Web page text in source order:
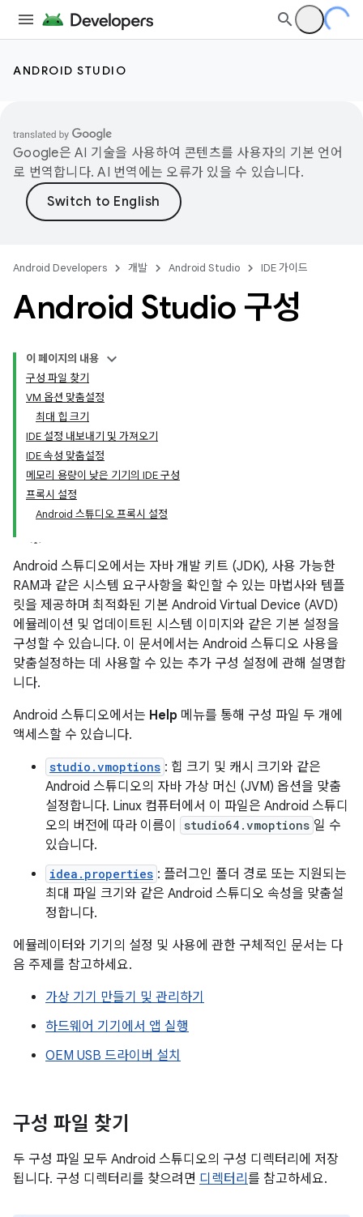
ANDROID STUDIO
Google은 AI 기술을 사용하여 콘텐츠를 사용자의 기본 언어
로 번역합니다. AI 번역에는 오류가 있을 수 있습니다.
Android Developers 개발 Android Studio IDE 가이드
Android Studio 구성
이 페이지의 내용
구성 파일 찾기
VM 옵션 맞춤설정
최대 힙 크기
IDE 설정 내보내기 및 가져오기
IDE 속성 맞춤설정
메모리 용량이 낮은 기기의 IDE 구성
프록시 설정
Android 스튜디오 프록시 설정
Android 스튜디오에서는 자바 개발 키트 (JDK), 사용 가능한
RAM과 같은 시스템 요구사항을 확인할 수 있는 마법사와 템플
릿을 제공하며 최적화된 기본 Android Virtual Device (AVD)
에뮬레이션 및 업데이트된 시스템 이미지와 같은 기본 설정을
구성할 수 있습니다. 이 문서에서는 Android 스튜디오 사용을
맞춤설정하는 데 사용할 수 있는 추가 구성 설정에 관해 설명합
니다.
Android 스튜디오에서는 Help 메뉴를 통해 구성 파일 두 개에
액세스할 수 있습니다.
studio.vmoptions : 힙 크기 및 캐시 크기와 같은
Android 스튜디오의 자바 가상 머신 (JVM) 옵션을 맞춤
설정합니다. Linux 컴퓨터에서 이 파일은 Android 스튜디
오의 버전에 따라 이름이
studio64.vmoptions 일 수
있습니다.
idea.properties : 플러그인 폴더 경로 또는 지원되는
최대 파일 크기와 같은 Android 스튜디오 속성을 맞춤설
정합니다.
에뮬레이터와 기기의 설정 및 사용에 관한 구체적인 문서는 다
음 주제를 참고하세요.
가상 기기 만들기 및 관리하기
하드웨어 기기에서 앱 실행
OEM USB 드라이버 설치
구성 파일 찾기
두 구성 파일 모두 Android 스튜디오의 구성 디렉터리에 저장
됩니다. 구성 디렉터리를 찾으려면 디렉터리 를 참고하세요.